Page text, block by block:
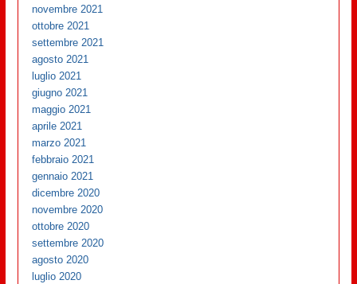
novembre 2021
ottobre 2021
settembre 2021
agosto 2021
luglio 2021
giugno 2021
maggio 2021
aprile 2021
marzo 2021
febbraio 2021
gennaio 2021
dicembre 2020
novembre 2020
ottobre 2020
settembre 2020
agosto 2020
luglio 2020